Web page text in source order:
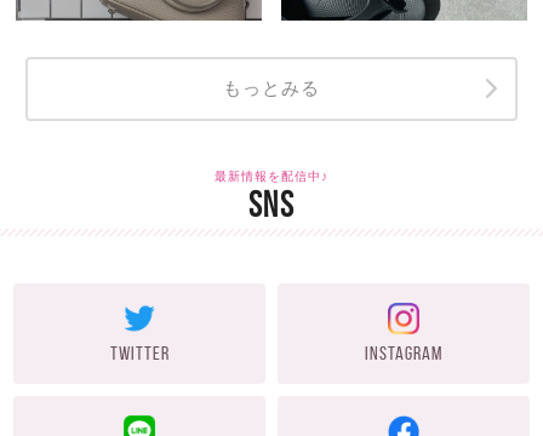
もっとみる
最新情報を配信中♪
SNS
TWITTER INSTAGRAM